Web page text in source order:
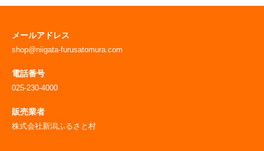
メールアドレス
shop@niigata-furusatomura.com
電話番号
025-230-4000
販売業者
株式会社新潟ふるさと村